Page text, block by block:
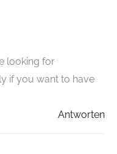
looking for
if you want to have
Antworten